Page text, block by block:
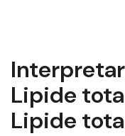
Lipide
Lipide